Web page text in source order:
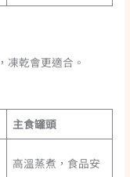
凍乾會更適合。
主食罐頭
高溫蒸煮，食品安